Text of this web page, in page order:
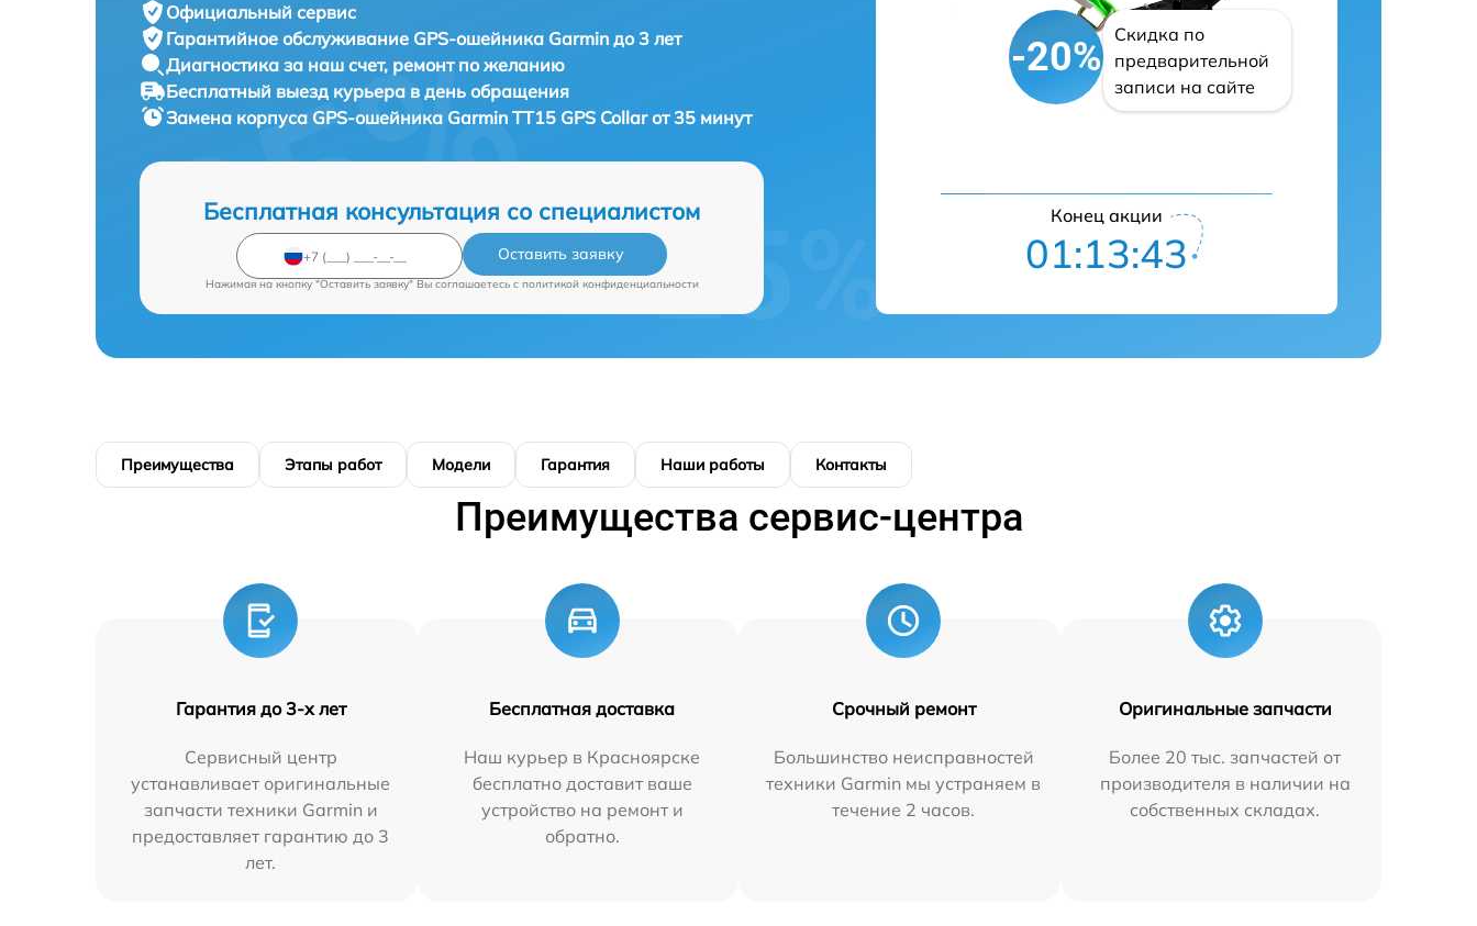
Официальный сервис
Гарантийное обслуживание GPS-ошейника Garmin до 3 лет
Диагностика за наш счет, ремонт по желанию
Бесплатный выезд курьера в день обращения
Замена корпуса GPS-ошейника Garmin TT15 GPS Collar от 35 минут
Бесплатная консультация со специалистом
Оставить заявку
Нажимая на кнопку "Оставить заявку" Вы соглашаетесь c политикой конфиденциальности
-20%
Скидка по
предварительной
записи на сайте
Конец акции
01:13:42
Преимущества Этапы работ Модели Гарантия Наши работы Контакты
Преимущества сервис-центра
Гарантия до 3-х лет
Сервисный центр
устанавливает оригинальные
запчасти техники Garmin и
предоставляет гарантию до 3
лет.
Бесплатная доставка
Наш курьер в Красноярске
бесплатно доставит ваше
устройство на ремонт и
обратно.
Срочный ремонт
Большинство неисправностей
техники Garmin мы устраняем в
течение 2 часов.
Оригинальные запчасти
Более 20 тыс. запчастей от
производителя в наличии на
собственных складах.